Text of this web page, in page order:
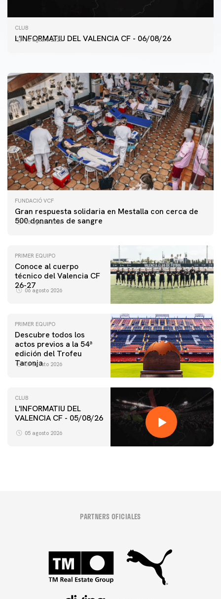
CLUB
L'INFORMATIU DEL VALENCIA CF - 06/08/26
06 agosto 2026
PRIMER EQUIPO
ENTRENAMIENTO DEL VALENCIA CF 6/8/2026
FUNDACIÓ VCF
Gran respuesta solidaria en Mestalla con cerca de
500 donantes de sangre
06 agosto 2026
PRIMER EQUIPO
Conoce al cuerpo
técnico del Valencia CF
26-27
06 agosto 2026
PRIMER EQUIPO
Descubre todos los
actos previos a la 54ª
edición del Trofeu
Taronja
06 agosto 2026
CLUB
L'INFORMATIU DEL
VALENCIA CF - 05/08/26
05 agosto 2026
PARTNERS OFICIALES